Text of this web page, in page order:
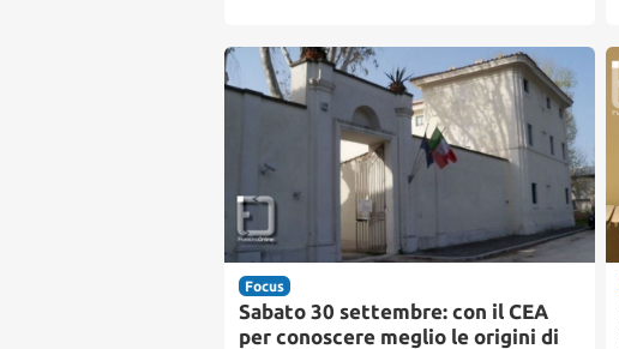
Focus
Sabato 30 settembre: con il CEA
per conoscere meglio le origini di